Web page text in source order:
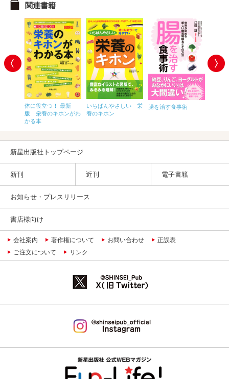
関連書籍
体に役立つ！ 最新
版 栄養のキホンがわ
かる本
いちばんやさしい 栄
養のキホン
腸を治す食事術
新星出版社トップページ
新刊 近刊 電子書籍
お知らせ・プレスリリース
書店様向け
会社案内 著作権について お問い合わせ
正誤表
ご注文について
リンク